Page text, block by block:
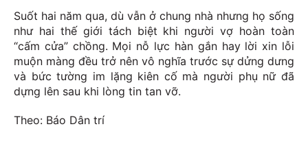
Suốt hai năm qua, dù vẫn ở chung nhà nhưng họ sống
như hai thế giới tách biệt khi người vợ hoàn toàn
“cấm cửa” chồng. Mọi nỗ lực hàn gắn hay lời xin lỗi
muộn màng đều trở nên vô nghĩa trước sự dửng dưng
và bức tường im lặng kiên cố mà người phụ nữ đã
dựng lên sau khi lòng tin tan vỡ.
Theo: Báo Dân trí